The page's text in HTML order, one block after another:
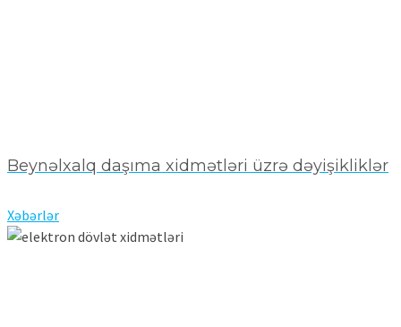
Beynəlxalq daşıma xidmətləri üzrə dəyişikliklər
Xəbərlər